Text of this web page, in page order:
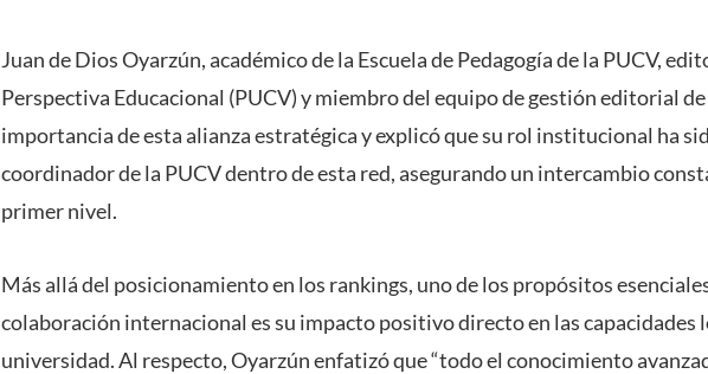
Juan de Dios Oyarzún, académico de la Escuela de Pedagogía de la PUCV,
Perspectiva Educacional (PUCV) y miembro del equipo de gestión editorial
importancia de esta alianza estratégica y explicó que su rol institucional ha
coordinador de la PUCV dentro de esta red, asegurando un intercambio
primer nivel.
Más allá del posicionamiento en los rankings, uno de los propósitos
colaboración internacional es su impacto positivo directo en las capacidades
universidad. Al respecto, Oyarzún enfatizó que “todo el conocimiento